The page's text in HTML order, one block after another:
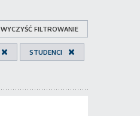
WYCZYŚĆ FILTROWANIE
STUDENCI